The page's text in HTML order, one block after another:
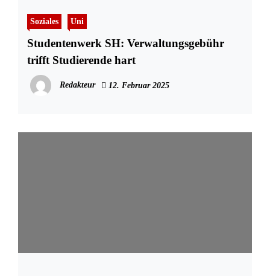
Soziales Uni
Studentenwerk SH: Verwaltungsgebühr
trifft Studierende hart
Redakteur 12. Februar 2025